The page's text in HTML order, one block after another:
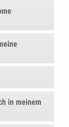
in meinem